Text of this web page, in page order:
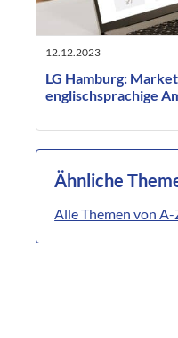
12.12.2023
LG Hamburg:
englischsprachige
Ähnliche
Alle Themen von A-